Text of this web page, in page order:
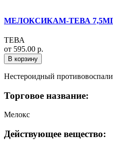
МЕЛОКСИКАМ-ТЕВА
ТЕВА
от 595.00 р.
В корзину
Нестероидный
Торговое название:
Мелокс
Действующее вещество: